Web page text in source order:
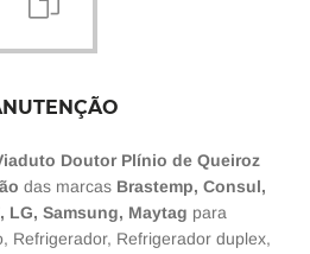
Doutor Plínio de Queiroz
das marcas Brastemp, Consul,
LG, Samsung, Maytag para
Refrigerador, Refrigerador duplex,